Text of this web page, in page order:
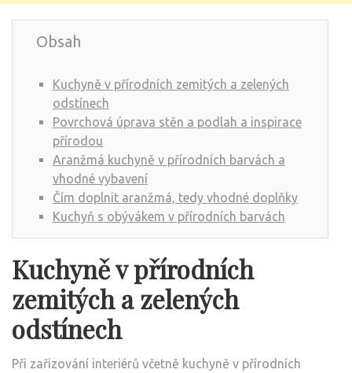
Obsah
Kuchyně v přírodních zemitých a zelených
odstínech
Povrchová úprava stěn a podlah a inspirace
přírodou
Aranžmá kuchyně v přírodních barvách a
vhodné vybavení
Čím doplnit aranžmá, tedy vhodné doplňky
Kuchyň s obývákem v přírodních barvách
Kuchyně v přírodních
zemitých a zelených
odstínech
Při zařizování interiérů včetně kuchyně v přírodních